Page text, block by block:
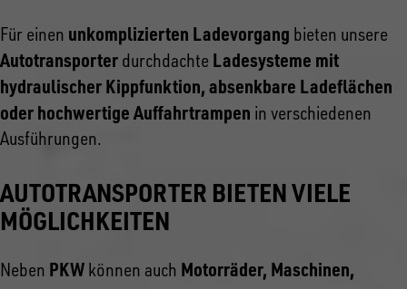
Für einen unkomplizierten Ladevorgang bieten unsere
Autotransporter durchdachte Ladesysteme mit
hydraulischer Kippfunktion, absenkbare Ladeflächen
oder hochwertige Auffahrtrampen in verschiedenen
Ausführungen.
AUTOTRANSPORTER BIETEN VIELE
MÖGLICHKEITEN
Neben PKW können auch Motorräder, Maschinen,